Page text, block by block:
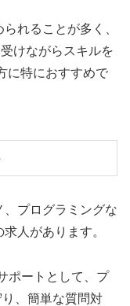
れることが多く、
けながらスキルを
に特におすすめで
プログラミングな
人があります。
ポートとして、プ
、簡単な質問対